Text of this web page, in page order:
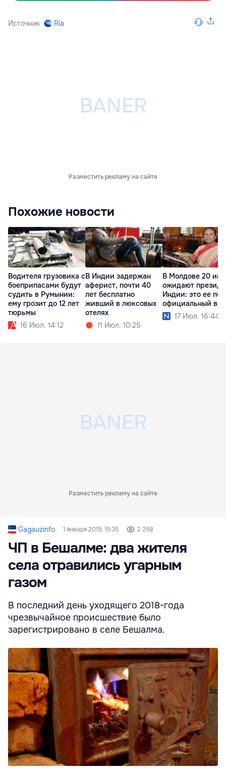
Источник Ria
Разместить рекламу на сайте
Похожие новости
Водителя грузовика с
боеприпасами будут
судить в Румынии:
ему грозит до 12 лет
тюрьмы
16 Июл. 14:12
В Индии задержан
аферист, почти 40
лет бесплатно
живший в люксовых
отелях
11 Июл. 10:25
В Молдове 20
ожидают
Индии: это ее
официальный
17 Июл. 16:44
Разместить рекламу на сайте
Gagauzinfo 1 января 2019, 15:35 2 258
ЧП в Бешалме: два жителя
села отравились угарным
газом
В последний день уходящего 2018-года
чрезвычайное происшествие было
зарегистрировано в селе Бешалма.